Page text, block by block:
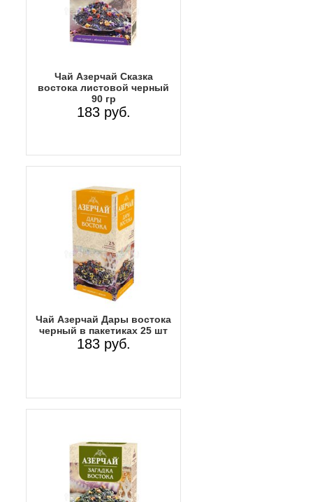
Чай Азерчай Сказка
востока листовой черный
90 гр
183 руб.
Чай Азерчай Дары востока
черный в пакетиках 25 шт
183 руб.